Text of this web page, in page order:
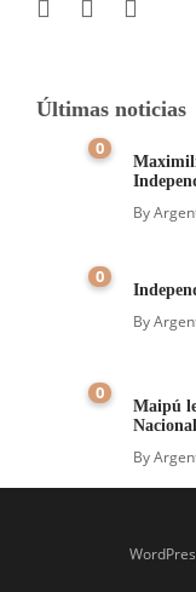
Últimas noticias
0
By
0
By
0
Maipú
Nacional
By